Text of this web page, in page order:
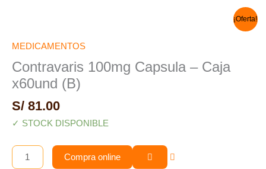
MEDICAMENTOS
Contravaris 100mg Capsula – Caja
x60und (B)
S/ 81.00
✓ STOCK DISPONIBLE
Capsula
Caja
x60und
(B)
Compra online
¡Oferta!
era:
es: